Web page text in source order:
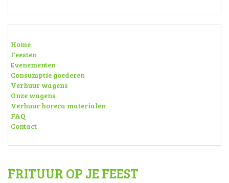
Home
Feesten
Evenementen
Consumptie goederen
Verhuur wagens
Onze wagens
Verhuur horeca materialen
FAQ
Contact
FRITUUR OP JE FEEST